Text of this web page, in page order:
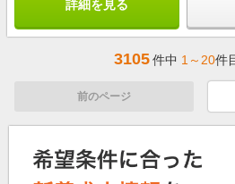
詳細を見る
3105件中 1～20件
前のページ